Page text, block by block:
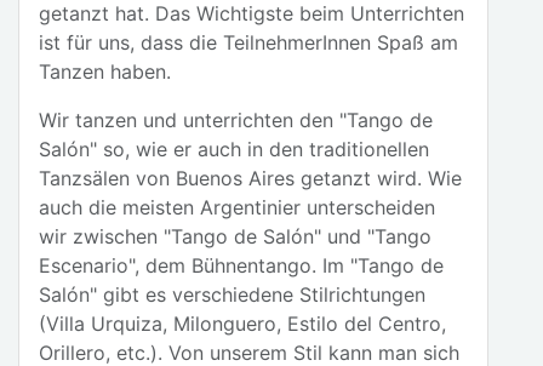
getanzt hat. Das Wichtigste beim Unterrichten
ist für uns, dass die TeilnehmerInnen Spaß am
Tanzen haben.
Wir tanzen und unterrichten den "Tango de
Salón" so, wie er auch in den traditionellen
Tanzsälen von Buenos Aires getanzt wird. Wie
auch die meisten Argentinier unterscheiden
wir zwischen "Tango de Salón" und "Tango
Escenario", dem Bühnentango. Im "Tango de
Salón" gibt es verschiedene Stilrichtungen
(Villa Urquiza, Milonguero, Estilo del Centro,
Orillero, etc.). Von unserem Stil kann man sich